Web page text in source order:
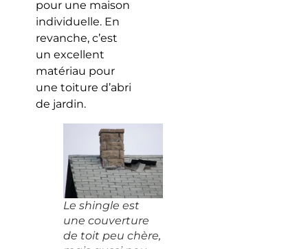
pour une maison
individuelle. En
revanche, c’est
un excellent
matériau pour
une toiture d’abri
de jardin.
Le shingle est
une couverture
de toit peu chère,